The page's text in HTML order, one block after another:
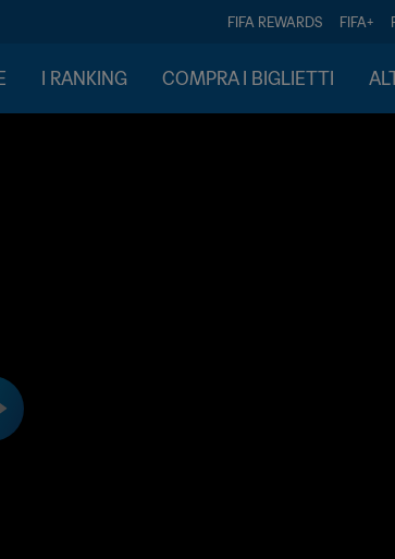
FIFA REWARDS FIFA+
I RANKING COMPRA I BIGLIETTI